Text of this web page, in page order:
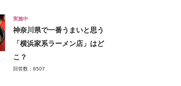
実施中
神奈川県で一番うまいと思う
「横浜家系ラーメン店」はど
こ？
回答数：8507